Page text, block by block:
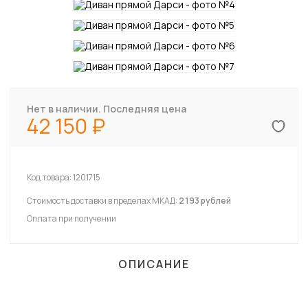
Нет в наличии. Последняя цена
42 150
Код товара:1201715
Стоимость доставки в пределах МКАД: 2 193 рублей
Оплата при получении
ОПИСАНИЕ